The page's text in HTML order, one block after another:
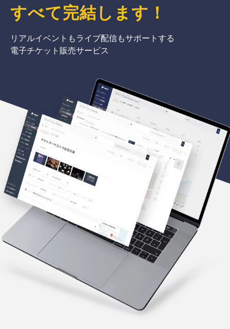
すべて完結 します ！
リアルイベントもライブ配信もサポートする
電子チケット販売サービス